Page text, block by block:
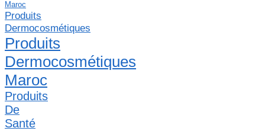
Maroc
Produits
Dermocosmétiques
Produits
Dermocosmétiques
Maroc
Produits
De
Santé